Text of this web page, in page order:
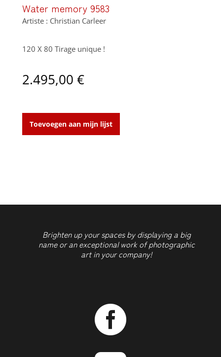
Water memory 9583
Artiste : Christian Carleer
120 X 80 Tirage unique !
2.495,00 €
memory
9583
Toevoegen aan mijn lijst
Brighten up your spaces by displaying a big
name or an exceptional work of photographic
art in your company!
